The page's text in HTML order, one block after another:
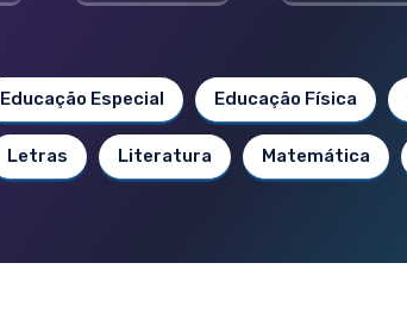
Educação Especial Educação Física
Letras Literatura Matemática